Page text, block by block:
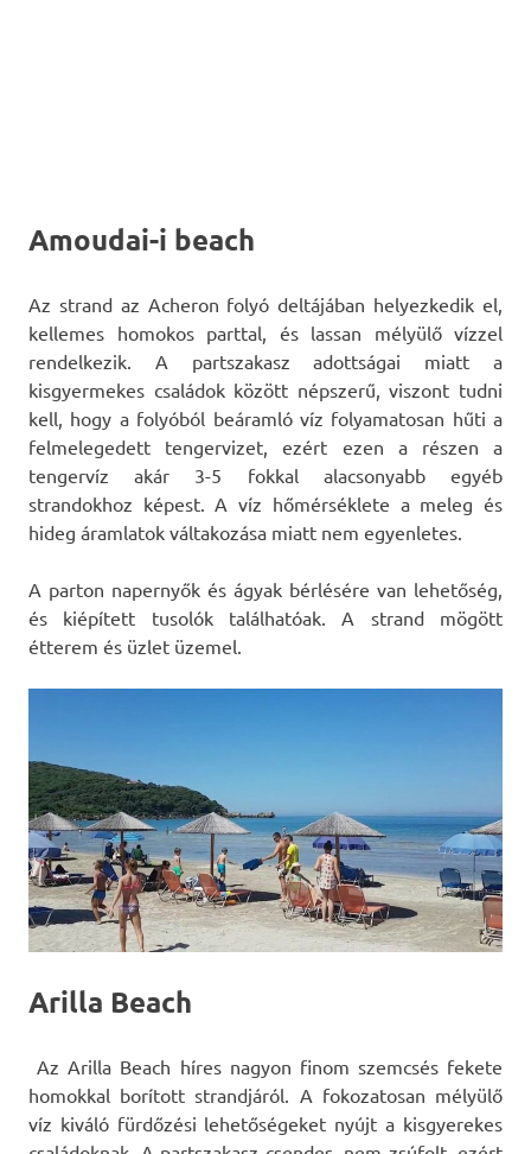
Amoudai-i beach
Az strand az Acheron folyó deltájában helyezkedik el,
kellemes homokos parttal, és lassan mélyülő vízzel
rendelkezik. A partszakasz adottságai miatt a
kisgyermekes családok között népszerű, viszont tudni
kell, hogy a folyóból beáramló víz folyamatosan hűti a
felmelegedett tengervizet, ezért ezen a részen a
tengervíz akár 3-5 fokkal alacsonyabb egyéb
strandokhoz képest. A víz hőmérséklete a meleg és
hideg áramlatok váltakozása miatt nem egyenletes.
A parton napernyők és ágyak bérlésére van lehetőség,
és kiépített tusolók találhatóak. A strand mögött
étterem és üzlet üzemel.
Arilla Beach
Az Arilla Beach híres nagyon finom szemcsés fekete
homokkal borított strandjáról. A fokozatosan mélyülő
víz kiváló fürdőzési lehetőségeket nyújt a kisgyerekes